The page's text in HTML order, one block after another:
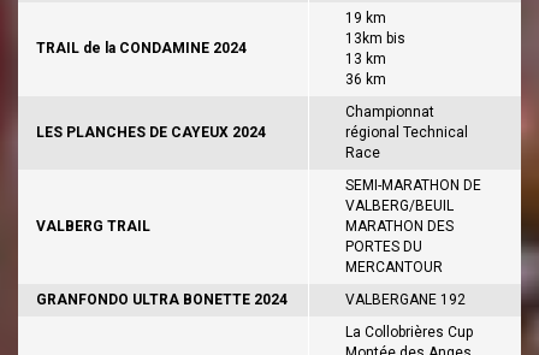
TRAIL de la CONDAMINE 2024
19 km
13km bis
13 km
36 km
LES PLANCHES DE CAYEUX 2024
Championnat
régional Technical
Race
VALBERG TRAIL
SEMI-MARATHON DE
VALBERG/BEUIL
MARATHON DES
PORTES DU
MERCANTOUR
GRANFONDO ULTRA BONETTE 2024
VALBERGANE 192
La Collobrières Cup